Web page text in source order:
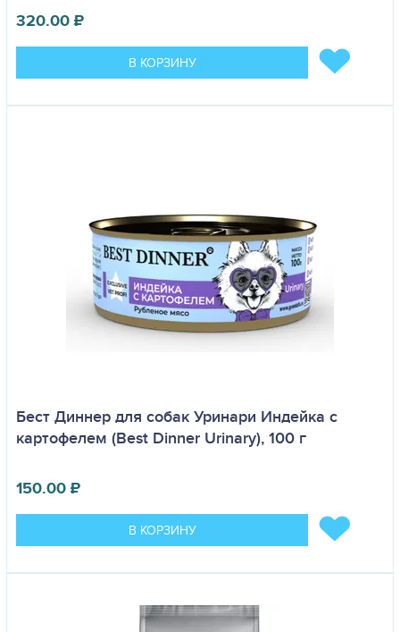
320.00₽
В КОРЗИНУ
Бест Диннер для собак Уринари Индейка с
картофелем (Best Dinner Urinary), 100 г
150.00₽
В КОРЗИНУ